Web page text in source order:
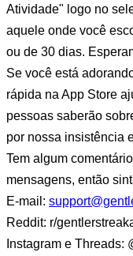
Atividade" logo no
aquele onde você
ou de 30 dias.
Se você está
rápida na App Store
pessoas saberão
por nossa insistência
Tem algum
mensagens, então
E-mail:
Reddit: r/
Instagram e Threads: